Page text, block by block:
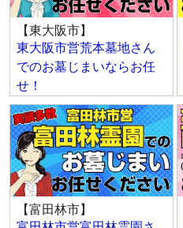
【東大阪市】
東大阪市営荒本墓地さん
でのお墓じまいならお任
せ！
【富田林市】